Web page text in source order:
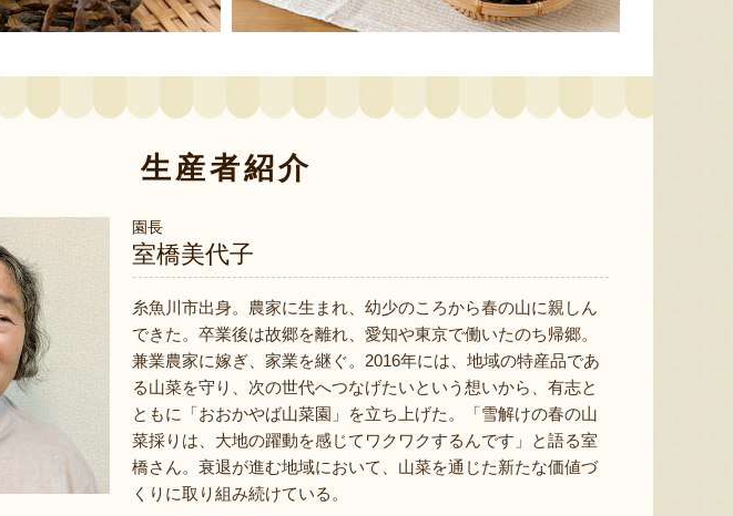
生産者紹介
園長
室橋美代子
糸魚川市出身。農家に生まれ、幼少のころから春の山に親しん
できた。卒業後は故郷を離れ、愛知や東京で働いたのち帰郷。
兼業農家に嫁ぎ、家業を継ぐ。2016年には、地域の特産品であ
る山菜を守り、次の世代へつなげたいという想いから、有志と
ともに「おおかやば山菜園」を立ち上げた。「雪解けの春の山
菜採りは、大地の躍動を感じてワクワクするんです」と語る室
橋さん。衰退が進む地域において、山菜を通じた新たな価値づ
くりに取り組み続けている。
「深雪なす」を使ったなす漬
け。しっかりとした塩味が好
品。新米との相性も抜群で
す！
予約注文：魚沼の定番 まるつた
のなす漬け 深雪なす
『農房 丸蔦食品』
たアールスメロン！イギリス
生まれの原種メロンの血をひ
おすすめです。
予約注文：新潟産 アールスメロ
ン（盆メロン）
梨。有機質肥料と、すべての
実に袋をかける丁寧な手仕事
ど、旬の品種をお届けしま
す。
予約注文：新潟県産 梨
『くまの森ファーム』